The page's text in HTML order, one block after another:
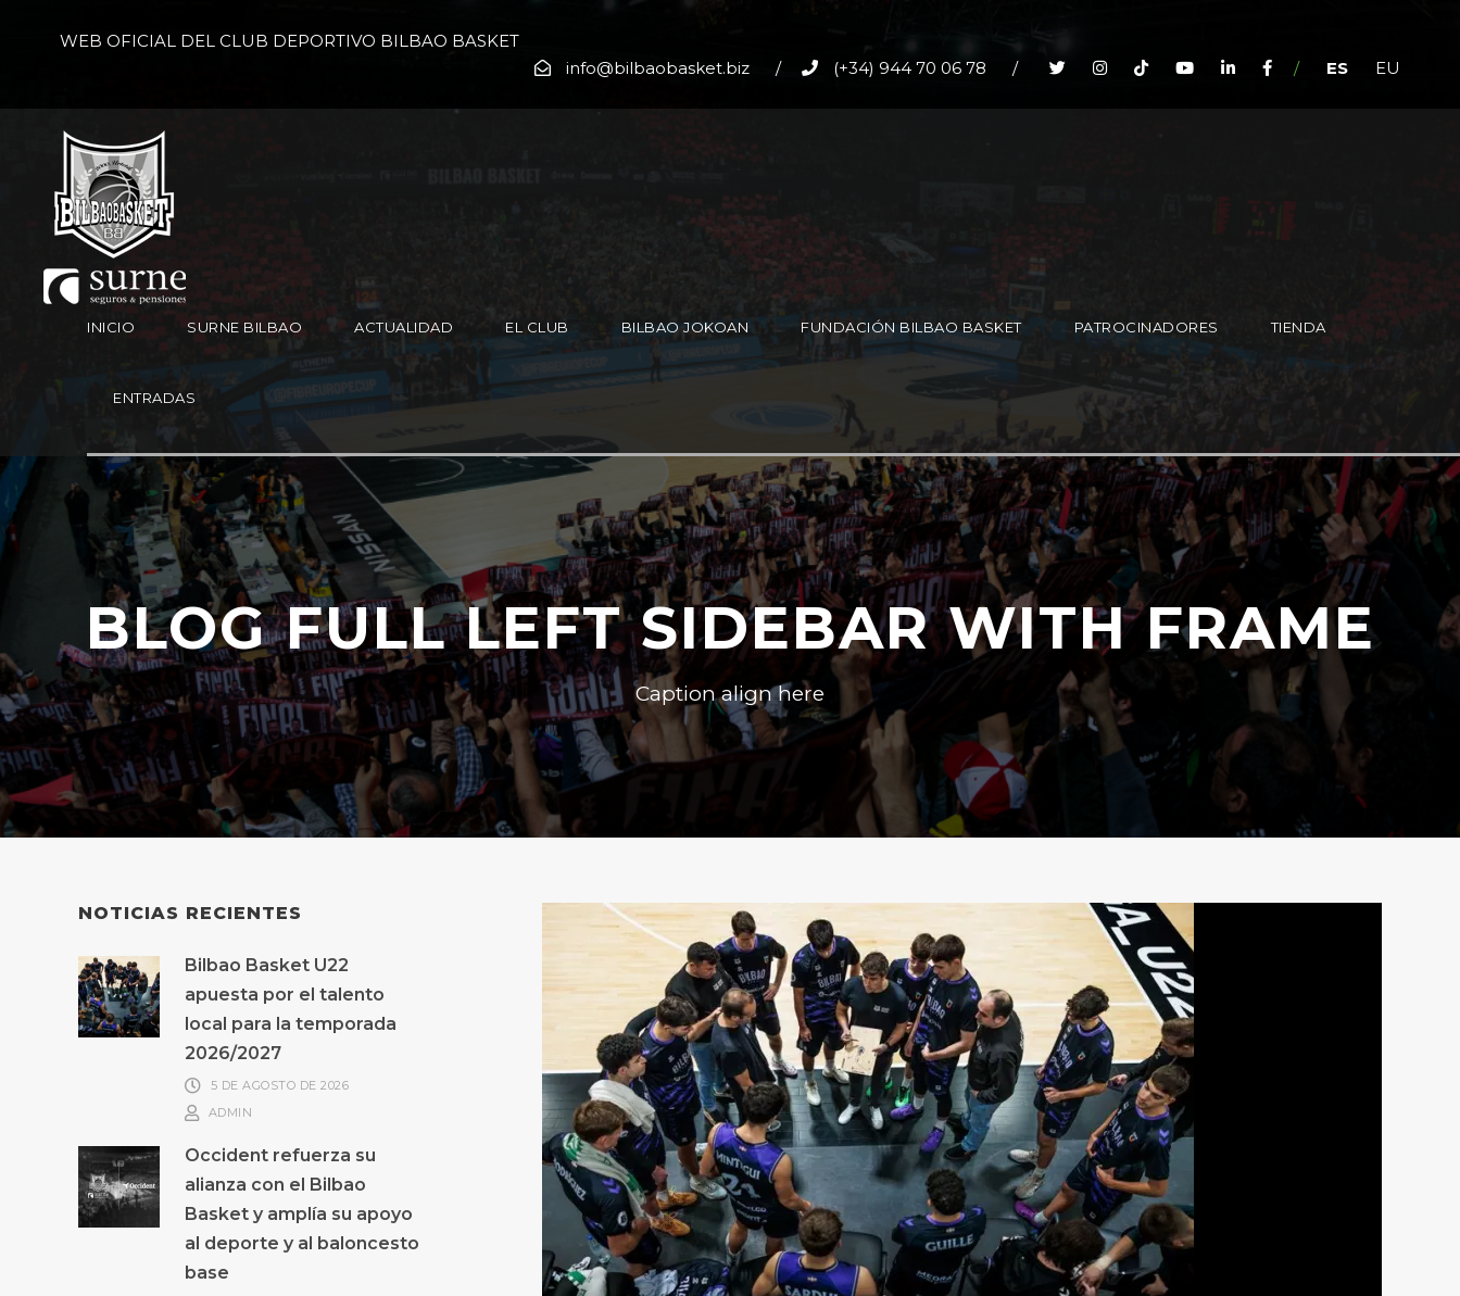
WEB OFICIAL DEL CLUB DEPORTIVO BILBAO BASKET
info@bilbaobasket.biz
/ (+34) 944 70 06 78 / / ES EU
INICIO SURNE BILBAO ACTUALIDAD EL CLUB BILBAO JOKOAN FUNDACIÓN BILBAO BASKET PATROCINADORES TIENDA
ENTRADAS
BLOG FULL LEFT SIDEBAR WITH FRAME
Caption align here
NOTICIAS RECIENTES
Bilbao Basket U22
apuesta por el talento
local para la temporada
2026/2027
5 DE AGOSTO DE 2026
ADMIN
Occident refuerza su
alianza con el Bilbao
Basket y amplía su apoyo
al deporte y al baloncesto
base